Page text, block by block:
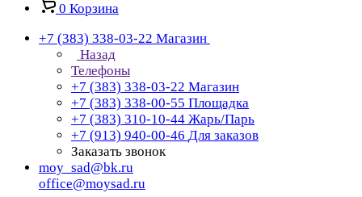
0 Корзина
+7 (383) 338-03-22 Магазин
Назад
Телефоны
+7 (383) 338-03-22 Магазин
+7 (383) 338-00-55 Площадка
+7 (383) 310-10-44 Жарь/Парь
+7 (913) 940-00-46 Для заказов
Заказать звонок
moy_sad@bk.ru
office@moysad.ru